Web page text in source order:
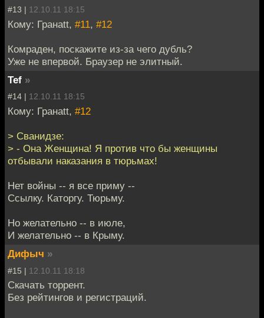
#13 | 12.10.11 18:15
Кому: Гранаtt, #11, #12
Комраден, поскажите из-за чего дубль?
Уже не впервой. Браузер не элитный.
Tef »
#14 | 12.10.11 18:15
Кому: Гранаtt, #12
> Сванидзе:
> - Она Женщина! Я против что бы женщины
отбывали наказания в тюрьмах!
Нет войны -- я все приму --
Ссылку. Каторгу. Тюрьму.
Но желательно -- в июле,
И желательно -- в Крыму.
Дифыч »
#15 | 12.10.11 18:18
Скачать торрент.
Без рейтингов и регистраций.